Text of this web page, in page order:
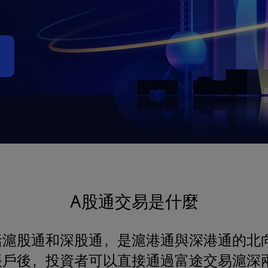
A股通交易是什麼
股通和深股通 ， 是滬港通與深港通的北
後，投資者可以直接通過富途交易滬深